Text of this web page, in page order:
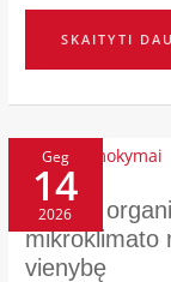
SKAITYTI
Geg
14
2026
Raktas
mikroklimato
vienybę
RAKTAS
MAŽINANČIAI
RIZIKAS
IR
DARBUOTOJŲ
VIENYBĘ